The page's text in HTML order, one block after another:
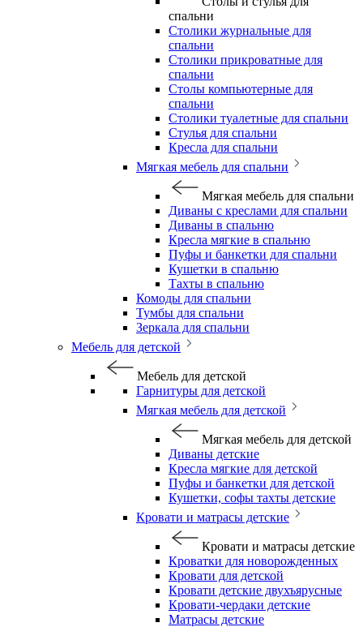
спальни
Столики журнальные для
спальни
Столики прикроватные для
спальни
Столы компьютерные для
спальни
Столики туалетные для спальни
Стулья для спальни
Кресла для спальни
Мягкая мебель для спальни
Мягкая мебель для спальни
Диваны с креслами для спальни
Диваны в спальню
Кресла мягкие в спальню
Пуфы и банкетки для спальни
Кушетки в спальню
Тахты в спальню
Комоды для спальни
Тумбы для спальни
Зеркала для спальни
Мебель для детской
Мебель для детской
Гарнитуры для детской
Мягкая мебель для детской
Мягкая мебель для детской
Диваны детские
Кресла мягкие для детской
Пуфы и банкетки для детской
Кушетки, софы тахты детские
Кровати и матрасы детские
Кровати и матрасы детские
Кроватки для новорожденных
Кровати для детской
Кровати детские двухъярусные
Кровати-чердаки детские
Матрасы детские